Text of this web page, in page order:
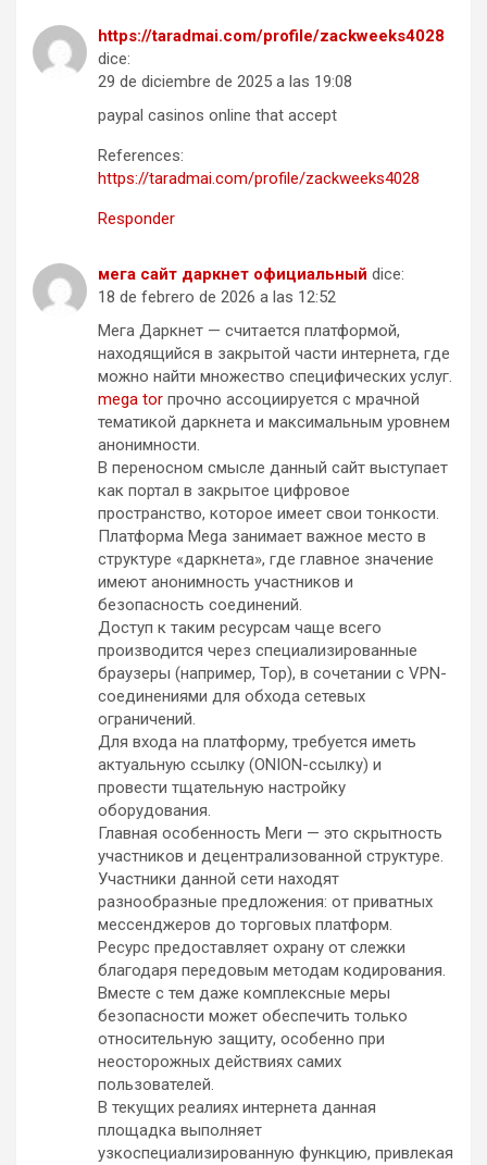
https://taradmai.com/profile/zackweeks4028
dice:
29 de diciembre de 2025 a las 19:08
paypal casinos online that accept
References:
https://taradmai.com/profile/zackweeks4028
Responder
мега сайт даркнет официальный dice:
18 de febrero de 2026 a las 12:52
Мега Даркнет — считается платформой,
находящийся в закрытой части интернета, где
можно найти множество специфических услуг.
mega tor прочно ассоциируется с мрачной
тематикой даркнета и максимальным уровнем
анонимности.
В переносном смысле данный сайт выступает
как портал в закрытое цифровое
пространство, которое имеет свои тонкости.
Платформа Mega занимает важное место в
структуре «даркнета», где главное значение
имеют анонимность участников и
безопасность соединений.
Доступ к таким ресурсам чаще всего
производится через специализированные
браузеры (например, Тор), в сочетании с VPN-
соединениями для обхода сетевых
ограничений.
Для входа на платформу, требуется иметь
актуальную ссылку (ONION-ссылку) и
провести тщательную настройку
оборудования.
Главная особенность Меги — это скрытность
участников и децентрализованной структуре.
Участники данной сети находят
разнообразные предложения: от приватных
мессенджеров до торговых платформ.
Ресурс предоставляет охрану от слежки
благодаря передовым методам кодирования.
Вместе с тем даже комплексные меры
безопасности может обеспечить только
относительную защиту, особенно при
неосторожных действиях самих
пользователей.
В текущих реалиях интернета данная
площадка выполняет
узкоспециализированную функцию, привлекая